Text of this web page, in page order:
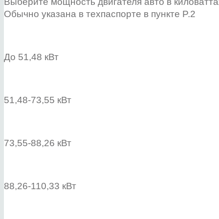
Обычно указана в техпаспорте в пункте P.2
До 51,48 кВт
51,48-73,55 кВт
73,55-88,26 кВт
88,26-110,33 кВт